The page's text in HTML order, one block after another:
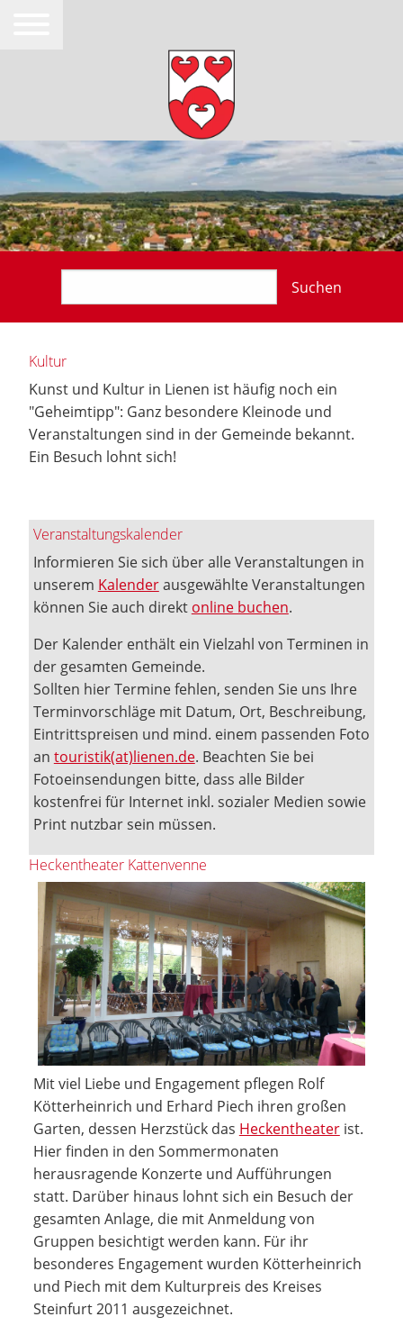
Suchen
Kultur
Kunst und Kultur in Lienen ist häufig noch ein
"Geheimtipp": Ganz besondere Kleinode und
Veranstaltungen sind in der Gemeinde bekannt.
Ein Besuch lohnt sich!
Veranstaltungskalender
Informieren Sie sich über alle Veranstaltungen in
unserem Kalenderausgewählte Veranstaltungen
können Sie auch direkt online buchen.
Der Kalender enthält ein Vielzahl von Terminen in
der gesamten Gemeinde.
Sollten hier Termine fehlen, senden Sie uns Ihre
Terminvorschläge mit Datum, Ort, Beschreibung,
Eintrittspreisen und mind. einem passenden Foto
an touristik(at)lienen.de. Beachten Sie bei
Fotoeinsendungen bitte, dass alle Bilder
kostenfrei für Internet inkl. sozialer Medien sowie
Print nutzbar sein müssen.
Heckentheater Kattenvenne
Mit viel Liebe und Engagement pflegen Rolf
Kötterheinrich und Erhard Piech ihren großen
Garten, dessen Herzstück das Heckentheaterist.
Hier finden in den Sommermonaten
herausragende Konzerte und Aufführungen
statt. Darüber hinaus lohnt sich ein Besuch der
gesamten Anlage, die mit Anmeldung von
Gruppen besichtigt werden kann. Für ihr
besonderes Engagement wurden Kötterheinrich
und Piech mit dem Kulturpreis des Kreises
Steinfurt 2011 ausgezeichnet.